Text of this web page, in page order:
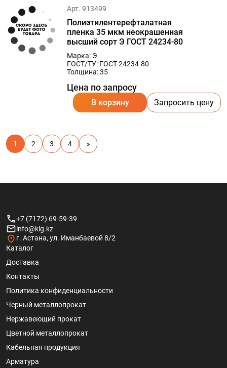
Арт. 913499
Полиэтилентерефталатная
пленка 35 мкм неокрашенная
высший сорт Э ГОСТ 24234-80
Марка: Э
ГОСТ/ТУ: ГОСТ 24234-80
Толщина: 35
Цена по запросу
В корзину Запросить цену
1 2 3 4 »
+7 (7172) 69-59-39
info@klg.kz
г. Астана, ул. Иманбаевой 8/2
Каталог
Доставка
Контакты
Политика конфиденциальности
Черный металлопрокат
Нержавеющий прокат
Цветной металлопрокат
Кабельная продукция
Арматура